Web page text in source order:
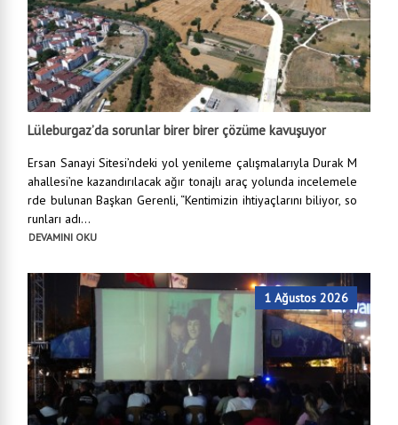
Lüleburgaz’da sorunlar birer birer çözüme kavuşuyor
Ersan Sanayi Sitesi’ndeki yol yenileme çalışmalarıyla Durak M
ahallesi’ne kazandırılacak ağır tonajlı araç yolunda incelemele
rde bulunan Başkan Gerenli, “Kentimizin ihtiyaçlarını biliyor, so
runları adı...
DEVAMINI OKU
1 Ağustos 2026